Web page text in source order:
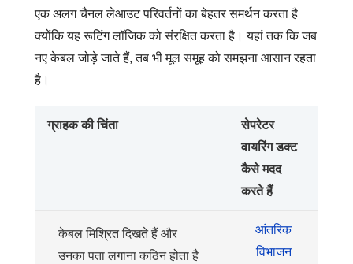
एक अलग चैनल लेआउट परिवर्तनों का बेहतर समर्थन करता है
क्योंकि यह रूटिंग लॉजिक को संरक्षित करता है। यहां तक ​​कि जब
नए केबल जोड़े जाते हैं, तब भी मूल समूह को समझना आसान रहता
है।
ग्राहक की चिंता
सेपरेटर
वायरिंग डक्ट
कैसे मदद
करते हैं
केबल मिश्रित दिखते हैं और
उनका पता लगाना कठिन होता है
आंतरिक
विभाजन